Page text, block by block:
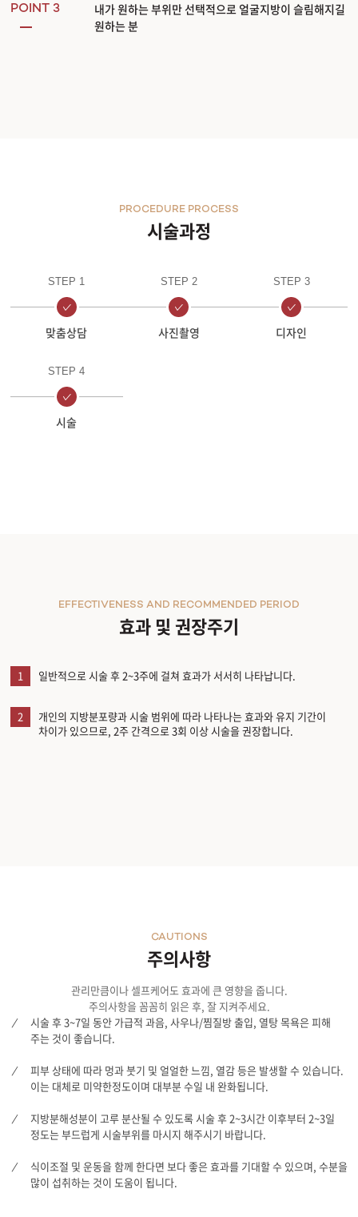
POINT 3
내가 원하는 부위만 선택적으로 얼굴지방이 슬림해지길
원하는 분
시술과정
PROCEDURE PROCESS
STEP 1
맞춤상담
STEP 2
사진촬영
STEP 3
디자인
STEP 4
시술
효과 및 권장주기
EFFECTIVENESS AND RECOMMENDED PERIOD
1 일반적으로 시술 후 2~3주에 걸쳐 효과가 서서히 나타납니다.
2
개인의 지방분포량과 시술 범위에 따라 나타나는 효과와 유지 기간이
차이가 있으므로, 2주 간격으로 3회 이상 시술을 권장합니다.
주의사항
CAUTIONS
관리만큼이나 셀프케어도 효과에 큰 영향을 줍니다.
주의사항을 꼼꼼히 읽은 후, 잘 지켜주세요.
시술 후 3~7일 동안 가급적 과음, 사우나/찜질방 출입, 열탕 목욕은 피해
주는 것이 좋습니다.
피부 상태에 따라 멍과 붓기 및 얼얼한 느낌, 열감 등은 발생할 수 있습니다.
이는 대체로 미약한정도이며 대부분 수일 내 완화됩니다.
지방분해성분이 고루 분산될 수 있도록 시술 후 2~3시간 이후부터 2~3일
정도는 부드럽게 시술부위를 마시지 해주시기 바랍니다.
식이조절 및 운동을 함께 한다면 보다 좋은 효과를 기대할 수 있으며, 수분을
많이 섭취하는 것이 도움이 됩니다.